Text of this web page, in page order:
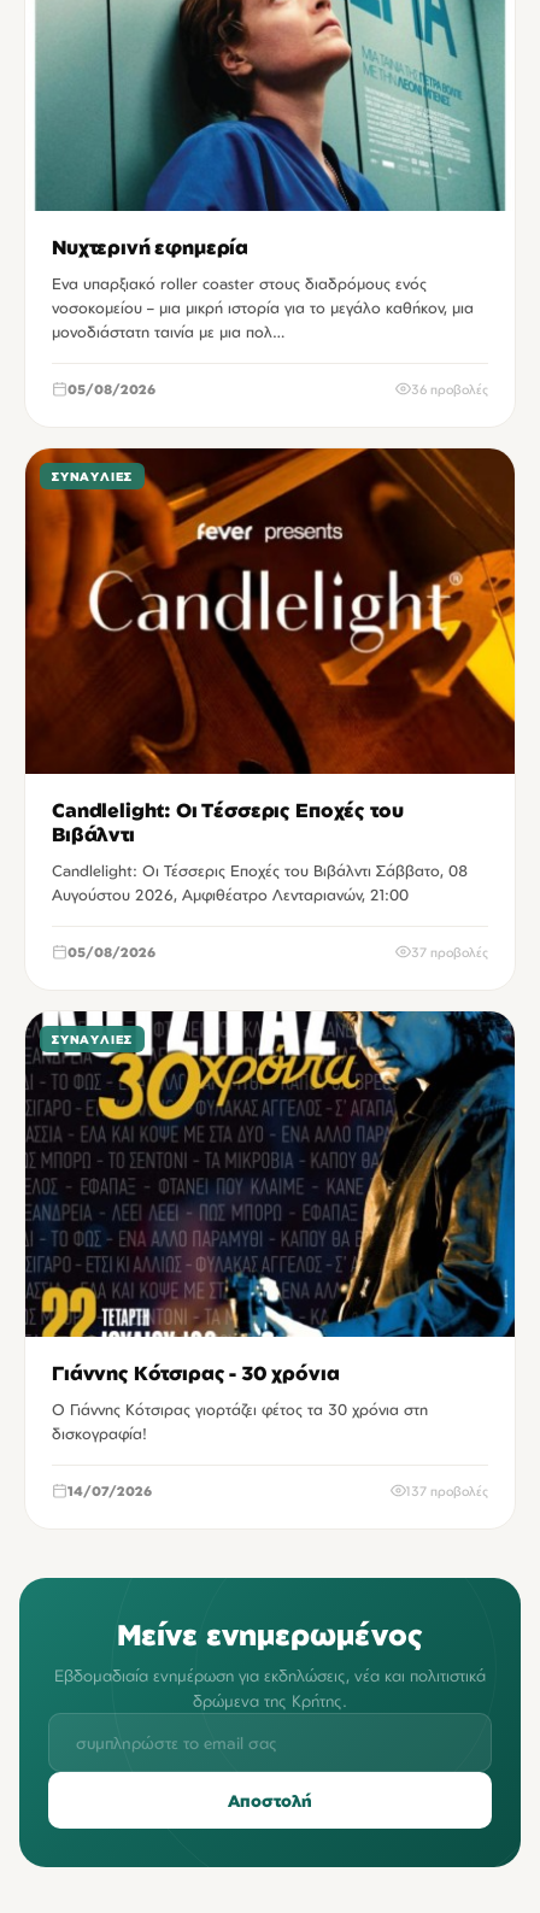
Νυχτερινή εφημερία
Ενα υπαρξιακό roller coaster στους διαδρόμους ενός
νοσοκομείου – μια μικρή ιστορία για το μεγάλο καθήκον, μια
μονοδιάστατη ταινία με μια πολ…
05/08/2026 36 προβολές
ΣΥΝΑΥΛΊΕΣ
Candlelight: Οι Τέσσερις Εποχές του
Βιβάλντι
Candlelight: Οι Τέσσερις Εποχές του Βιβάλντι Σάββατο, 08
Αυγούστου 2026, Αμφιθέατρο Λενταριανών, 21:00
05/08/2026 37 προβολές
ΣΥΝΑΥΛΊΕΣ
Γιάννης Κότσιρας - 30 χρόνια
Ο Γιάννης Κότσιρας γιορτάζει φέτος τα 30 χρόνια στη
δισκογραφία!
14/07/2026 137 προβολές
Μείνε ενημερωμένος
Εβδομαδιαία ενημέρωση για εκδηλώσεις, νέα και πολιτιστικά
δρώμενα της Κρήτης.
Αποστολή